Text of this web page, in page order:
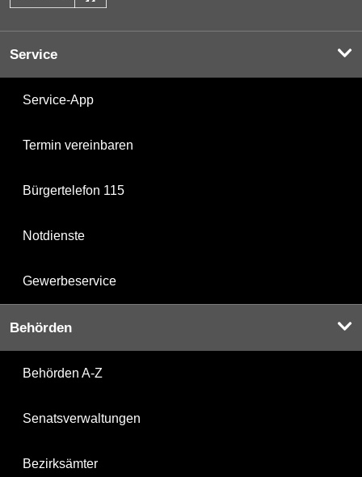
Service
Service-App
Termin vereinbaren
Bürgertelefon 115
Notdienste
Gewerbeservice
Behörden
Behörden A-Z
Senatsverwaltungen
Bezirksämter